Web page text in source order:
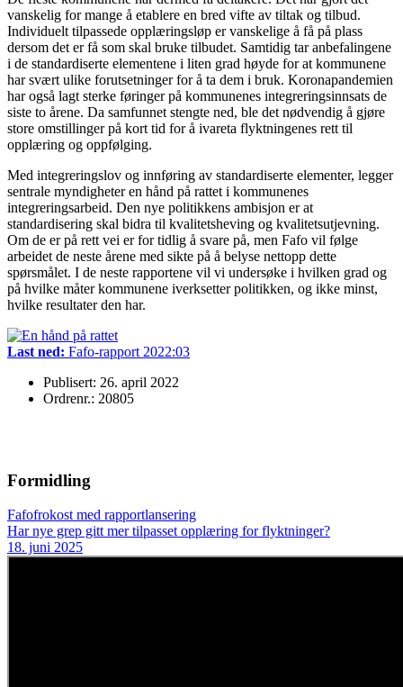
vanskelig for mange å etablere en bred vifte av tiltak og tilbud.
Individuelt tilpassede opplæringsløp er vanskelige å få på plass
dersom det er få som skal bruke tilbudet. Samtidig tar anbefalingene
i de standardiserte elementene i liten grad høyde for at kommunene
har svært ulike forutsetninger for å ta dem i bruk. Koronapandemien
har også lagt sterke føringer på kommunenes integreringsinnsats de
siste to årene. Da samfunnet stengte ned, ble det nødvendig å gjøre
store omstillinger på kort tid for å ivareta flyktningenes rett til
opplæring og oppfølging.
Med integreringslov og innføring av standardiserte elementer, legger
sentrale myndigheter en hånd på rattet i kommunenes
integreringsarbeid. Den nye politikkens ambisjon er at
standardisering skal bidra til kvalitetsheving og kvalitetsutjevning.
Om de er på rett vei er for tidlig å svare på, men Fafo vil følge
arbeidet de neste årene med sikte på å belyse nettopp dette
spørsmålet. I de neste rapportene vil vi undersøke i hvilken grad og
på hvilke måter kommunene iverksetter politikken, og ikke minst,
hvilke resultater den har.
Last ned: Fafo-rapport 2022:03
Publisert: 26. april 2022
Ordrenr.: 20805
Formidling
Fafofrokost med rapportlansering
Har nye grep gitt mer tilpasset opplæring for flyktninger?
18. juni 2025